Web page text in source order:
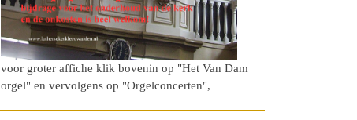
voor groter affiche klik bovenin op "Het Van Dam
orgel" en vervolgens op "Orgelconcerten",